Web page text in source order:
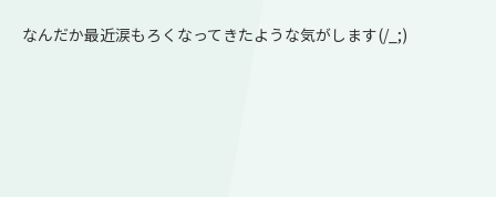
なんだか最近涙もろくなってきたような気がします(/_;)